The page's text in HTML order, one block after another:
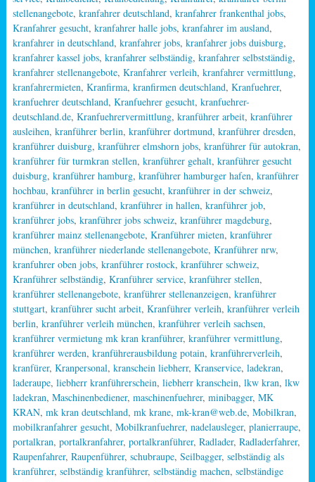
stellenangebote, kranfahrer deutschland, kranfahrer frankenthal jobs,
Kranfahrer gesucht, kranfahrer halle jobs, kranfahrer im ausland,
kranfahrer in deutschland, kranfahrer jobs, kranfahrer jobs duisburg,
kranfahrer kassel jobs, kranfahrer selbständig, kranfahrer selbstständig,
kranfahrer stellenangebote, Kranfahrer verleih, kranfahrer vermittlung,
kranfahrermieten, Kranfirma, kranfirmen deutschland, Kranfuehrer,
kranfuehrer deutschland, Kranfuehrer gesucht, kranfuehrer-
deutschland.de, Kranfuehrervermittlung, kranführer arbeit, kranführer
ausleihen, kranführer berlin, kranführer dortmund, kranführer dresden,
kranführer duisburg, kranführer elmshorn jobs, kranführer für autokran,
kranführer für turmkran stellen, kranführer gehalt, kranführer gesucht
duisburg, kranführer hamburg, kranführer hamburger hafen, kranführer
hochbau, kranführer in berlin gesucht, kranführer in der schweiz,
kranführer in deutschland, kranführer in hallen, kranführer job,
kranführer jobs, kranführer jobs schweiz, kranführer magdeburg,
kranführer mainz stellenangebote, Kranführer mieten, kranführer
münchen, kranführer niederlande stellenangebote, Kranführer nrw,
kranfuhrer oben jobs, kranführer rostock, kranführer schweiz,
Kranführer selbständig, Kranführer service, kranführer stellen,
kranführer stellenangebote, kranführer stellenanzeigen, kranführer
stuttgart, kranführer sucht arbeit, Kranführer verleih, kranführer verleih
berlin, kranführer verleih münchen, kranführer verleih sachsen,
kranführer vermietung mk kran kranführer, kranführer vermittlung,
kranführer werden, kranführerausbildung potain, kranführerverleih,
kranfürer, Kranpersonal, kranschein liebherr, Kranservice, ladekran,
laderaupe, liebherr kranführerschein, liebherr kranschein, lkw kran, lkw
ladekran, Maschinenbediener, maschinenfuehrer, minibagger, MK
KRAN, mk kran deutschland, mk krane, mk-kran@web.de, Mobilkran,
mobilkranfahrer gesucht, Mobilkranfuehrer, nadelausleger, planierraupe,
portalkran, portalkranfahrer, portalkranführer, Radlader, Radladerfahrer,
Raupenfahrer, Raupenführer, schubraupe, Seilbagger, selbständig als
kranführer, selbständig kranführer, selbständig machen, selbständige